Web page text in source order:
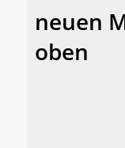
neuen
oben